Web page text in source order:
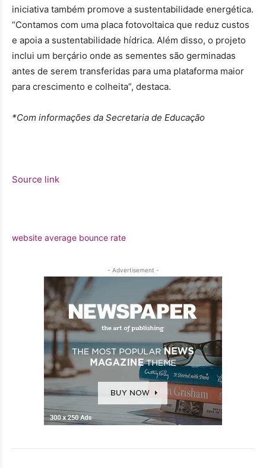
iniciativa também promove a sustentabilidade energética.
“Contamos com uma placa fotovoltaica que reduz custos
e apoia a sustentabilidade hídrica. Além disso, o projeto
inclui um berçário onde as sementes são germinadas
antes de serem transferidas para uma plataforma maior
para crescimento e colheita”, destaca.
*Com informações da Secretaria de Educação
Source link
website average bounce rate
- Advertisement -